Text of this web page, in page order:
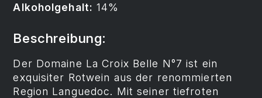
Alkoholgehalt: 14%
Beschreibung:
Der Domaine La Croix Belle N°7 ist ein
exquisiter Rotwein aus der renommierten
Region Languedoc. Mit seiner tiefroten